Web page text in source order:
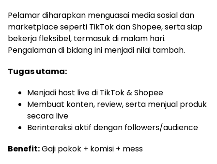
Pelamar diharapkan menguasai media sosial dan
marketplace seperti TikTok dan Shopee, serta siap
bekerja fleksibel, termasuk di malam hari.
Pengalaman di bidang ini menjadi nilai tambah.
Tugas utama:
Menjadi host live di TikTok & Shopee
Membuat konten, review, serta menjual produk
secara live
Berinteraksi aktif dengan followers/audience
Benefit:Gaji pokok + komisi + mess